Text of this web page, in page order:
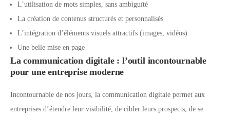
L’utilisation de mots simples, sans ambiguïté
La création de contenus structurés et personnalisés
L’intégration d’éléments visuels attractifs (images, vidéos)
Une belle mise en page
La communication digitale : l’outil incontournable
pour une entreprise moderne
Incontournable de nos jours, la communication digitale permet aux
entreprises d’étendre leur visibilité, de cibler leurs prospects, de se